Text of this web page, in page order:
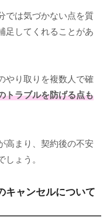
では気づかない点を質
足してくれることがあ
やり取りを複数人で確
トラブルを防げる点も
高まり、契約後の不安
ょう。
キャンセルについて